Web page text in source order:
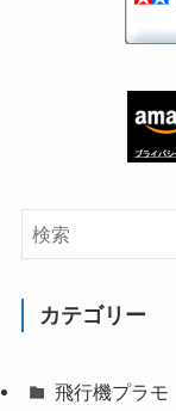
カテゴリー
飛行機プラモ